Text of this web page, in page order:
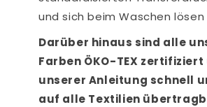
und sich beim Waschen lösen
Darüber hinaus sind alle
Farben ÖKO-TEX
unserer Anleitung schnell
auf alle Textilien